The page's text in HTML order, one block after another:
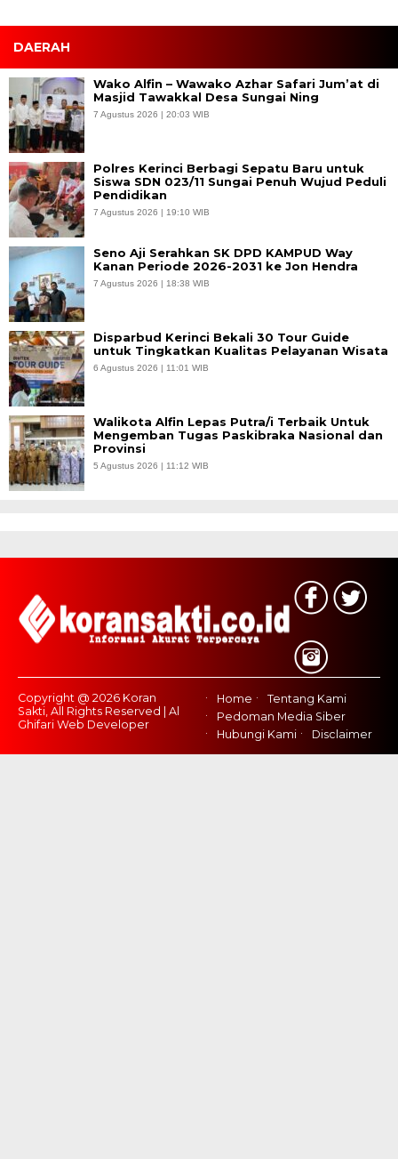
DAERAH
Wako Alfin – Wawako Azhar Safari Jum’at di
Masjid Tawakkal Desa Sungai Ning
7 Agustus 2026 | 20:03 WIB
Polres Kerinci Berbagi Sepatu Baru untuk
Siswa SDN 023/11 Sungai Penuh Wujud Peduli
Pendidikan
7 Agustus 2026 | 19:10 WIB
Seno Aji Serahkan SK DPD KAMPUD Way
Kanan Periode 2026-2031 ke Jon Hendra
7 Agustus 2026 | 18:38 WIB
Disparbud Kerinci Bekali 30 Tour Guide
untuk Tingkatkan Kualitas Pelayanan Wisata
6 Agustus 2026 | 11:01 WIB
Walikota Alfin Lepas Putra/i Terbaik Untuk
Mengemban Tugas Paskibraka Nasional dan
Provinsi
5 Agustus 2026 | 11:12 WIB
Copyright @ 2026 Koran
Sakti, All Rights Reserved | Al
Ghifari Web Developer
Home
Tentang Kami
Pedoman Media Siber
Hubungi Kami
Disclaimer